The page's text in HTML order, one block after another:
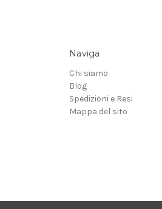
Naviga
Chi siamo
Blog
Spedizioni e Resi
Mappa del sito